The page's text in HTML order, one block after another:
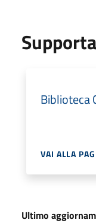
Biblioteca
VAI ALLA
Ultimo